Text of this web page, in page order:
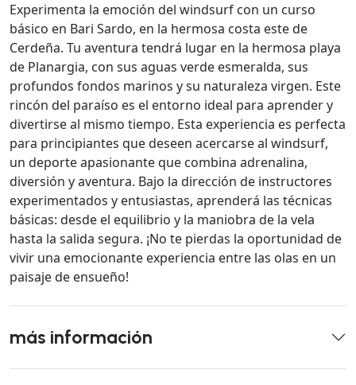
Experimenta la emoción del windsurf con un curso
básico en Bari Sardo, en la hermosa costa este de
Cerdeña. Tu aventura tendrá lugar en la hermosa playa
de Planargia, con sus aguas verde esmeralda, sus
profundos fondos marinos y su naturaleza virgen. Este
rincón del paraíso es el entorno ideal para aprender y
divertirse al mismo tiempo. Esta experiencia es perfecta
para principiantes que deseen acercarse al windsurf,
un deporte apasionante que combina adrenalina,
diversión y aventura. Bajo la dirección de instructores
experimentados y entusiastas, aprenderá las técnicas
básicas: desde el equilibrio y la maniobra de la vela
hasta la salida segura. ¡No te pierdas la oportunidad de
vivir una emocionante experiencia entre las olas en un
paisaje de ensueño!
más información